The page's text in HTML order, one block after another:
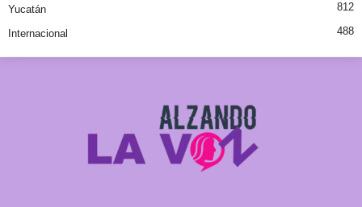
Yucatán 812
Internacional 488